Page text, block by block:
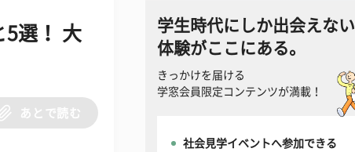
5選！ 大
あとで読む
学生時代にしか出会えない
体験がここにある。
きっかけを届ける
学窓会員限定コンテンツが満載！
社会見学イベントへ参加できる